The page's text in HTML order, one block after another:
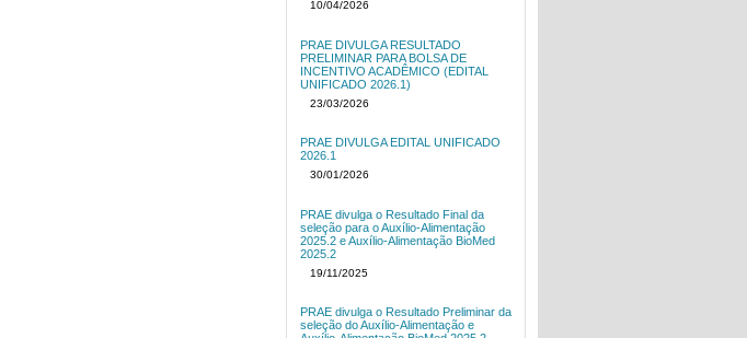
10/04/2026
PRAE DIVULGA RESULTADO
PRELIMINAR PARA BOLSA DE
INCENTIVO ACADÊMICO (EDITAL
UNIFICADO 2026.1)
23/03/2026
PRAE DIVULGA EDITAL UNIFICADO
2026.1
30/01/2026
PRAE divulga o Resultado Final da
seleção para o Auxílio-Alimentação
2025.2 e Auxílio-Alimentação BioMed
2025.2
19/11/2025
PRAE divulga o Resultado Preliminar da
seleção do Auxílio-Alimentação e